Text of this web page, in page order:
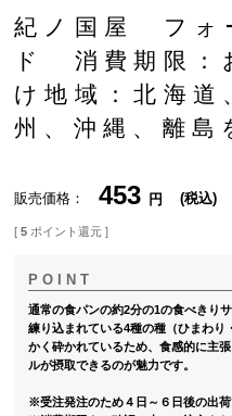
紀ノ国屋 フォ
ド 消費期限：
け地域：北海道
州、沖縄、離島
販売価格 453 税込
[ 5 ポイント還元 ]
通常の食パンの約2分の1の食べきりサ
練り込まれている4種の種（ひまわ
かく砕かれているため、食感的に主
ルが摂取できるのが魅力です。
※受注発注のため４日～６日後の出